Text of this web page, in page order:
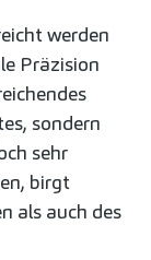
werden
Präzision
sondern
sehr
birgt
als auch des